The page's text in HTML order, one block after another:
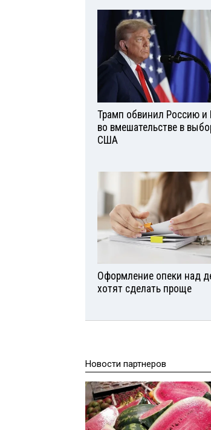
Трамп обвинил Россию и
во вмешательстве в
США
Оформление опеки над
хотят сделать проще
Новости партнеров